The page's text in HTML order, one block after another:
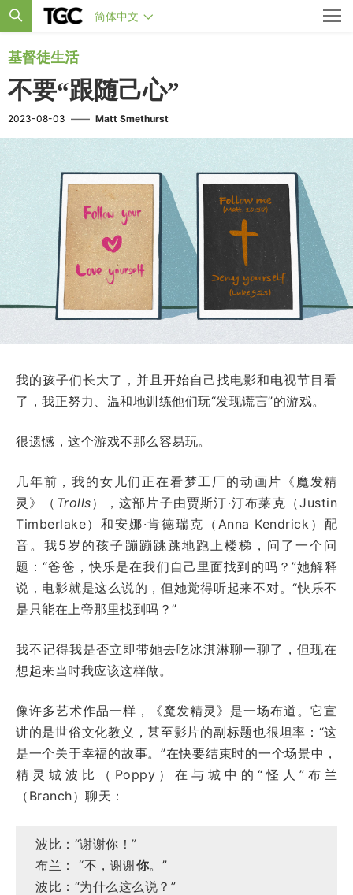
简体中文
基督徒生活
不要“跟随己心”
2023-08-03 —— Matt Smethurst
我的孩子们长大了，并且开始自己找电影和电视节目看
了，我正努力、温和地训练他们玩“发现谎言”的游戏。
很遗憾，这个游戏不那么容易玩。
几年前，我的女儿们正在看梦工厂的动画片《魔发精
灵》（ Trolls），这部片子由贾斯汀·汀布莱克（Justin
Timberlake）和安娜·肯德瑞克（Anna Kendrick）配
音。我5岁的孩子蹦蹦跳跳地跑上楼梯，问了一个问
题：“爸爸，快乐是在我们自己里面找到的吗？”她解释
说，电影就是这么说的，但她觉得听起来不对。“快乐不
是只能在上帝那里找到吗？”
我不记得我是否立即带她去吃冰淇淋聊一聊了，但现在
想起来当时我应该这样做。
像许多艺术作品一样，《魔发精灵》是一场布道。它宣
讲的是世俗文化教义，甚至影片的副标题也很坦率：“这
是一个关于幸福的故事。”在快要结束时的一个场景中，
精灵城波比（Poppy）在与城中的“怪人”布兰
（Branch）聊天：
波比：“谢谢你！”
布兰： “不，谢谢你。”
波比：“为什么这么说？”